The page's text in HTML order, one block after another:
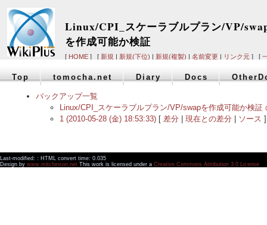
Linux/CPI_スケーラブルプラン/VP/
を作成可能か検証
[ HOME ] [ 新規 | 新規(下位) | 新規(複製) | 名前変更 | リンク元 ] [
Top tomocha.net Diary Docs
バックアップ一覧
Linux/CPI_スケーラブルプラン/VP/swapを作成可能か検
1 (2010-05-28 (金) 18:53:33) [ 差分 現在との差分 ソース ]
Last-modified: : HTML convert time: 0.035
Design by www.mitchinson.net This work is licensed under a Creative Commons Attribution 3.0 License